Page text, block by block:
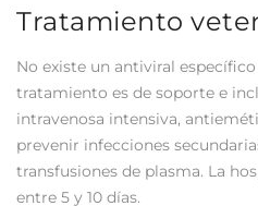
Tratamiento
No existe un antiviral
tratamiento es de soporte e
intravenosa intensiva,
prevenir infecciones
transfusiones de plasma. La
entre 5 y 10 días.